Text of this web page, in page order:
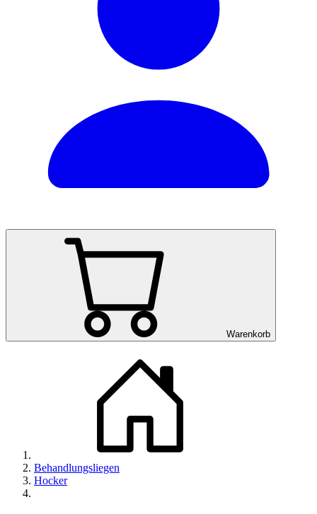
Warenkorb
Behandlungsliegen
Hocker